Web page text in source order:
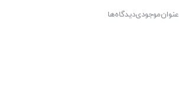
عنوانموجودیدیدگاه‌ها